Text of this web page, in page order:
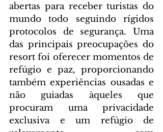
abertas para receber turistas do
mundo todo seguindo rígidos
protocolos de segurança. Uma
das principais preocupações do
resort foi oferecer momentos de
refúgio e paz, proporcionando
também experiências ousadas e
não guiadas àqueles que
procuram uma privacidade
exclusiva e um refúgio de